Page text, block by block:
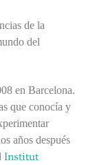
de la
del
en Barcelona.
que conocía y
años después
Institut